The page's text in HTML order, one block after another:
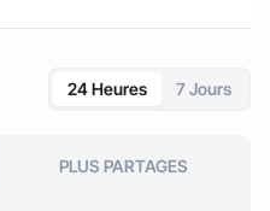
24 Heures 7 Jours
PLUS PARTAGES